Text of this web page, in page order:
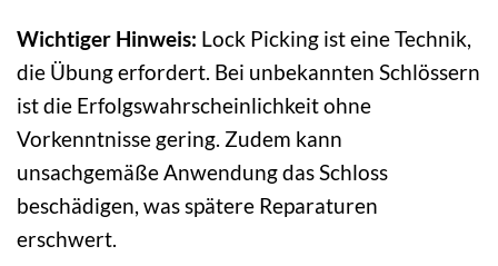
Wichtiger Hinweis: Lock Picking ist eine Technik,
die Übung erfordert. Bei unbekannten Schlössern
ist die Erfolgswahrscheinlichkeit ohne
Vorkenntnisse gering. Zudem kann
unsachgemäße Anwendung das Schloss
beschädigen, was spätere Reparaturen
erschwert.